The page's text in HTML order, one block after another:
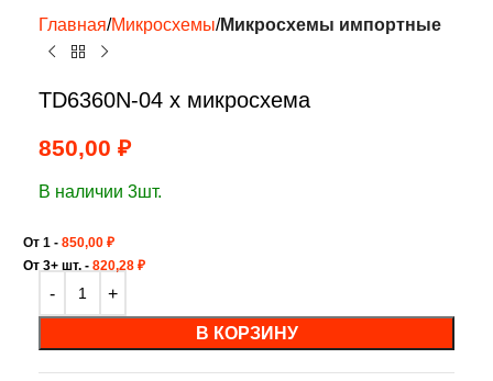
Главная Микросхемы Микросхемы импортные
TD6360N-04 х микросхема
850,00 ₽
В наличии 3шт.
От 1 - 850,00 ₽
От 3+ шт. - 820,28 ₽
В КОРЗИНУ